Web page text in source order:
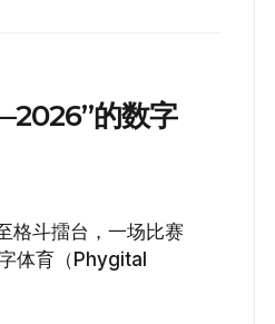
的数字
格斗擂台，一场比赛
体育（Phygital